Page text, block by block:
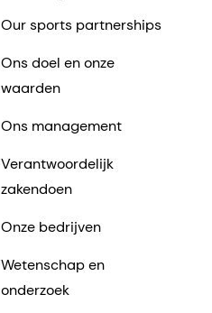
Our sports partnerships
Ons doel en onze
waarden
Ons management
Verantwoordelijk
zakendoen
Onze bedrijven
Wetenschap en
onderzoek